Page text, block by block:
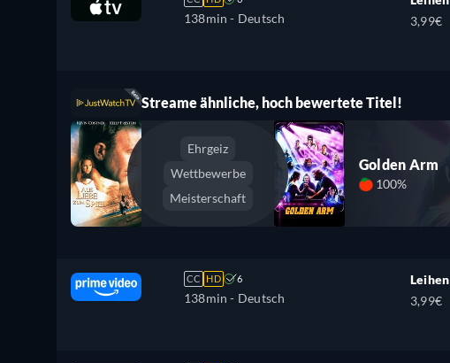
138min - Deutsch
3,99€
Streame ähnliche, hoch bewertete Titel!
Ehrgeiz
Wettbewerbe
Meisterschaft
Golden Arm
100%
CC HD 6
138min - Deutsch
Leihen
3,99€